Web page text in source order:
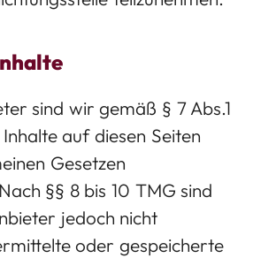
sind wir gemäß § 7 Abs.1
auf diesen Seiten
Gesetzen
§§ 8 bis 10 TMG sind
jedoch nicht
oder gespeicherte